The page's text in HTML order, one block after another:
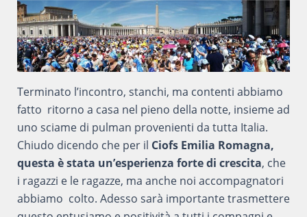
Terminato l’incontro, stanchi, ma contenti abbiamo
fatto ritorno a casa nel pieno della notte, insieme ad
uno sciame di pulman provenienti da tutta Italia.
Chiudo dicendo che per il Ciofs Emilia Romagna,
questa è stata un’esperienza forte di crescita, che
i ragazzi e le ragazze, ma anche noi accompagnatori
abbiamo colto. Adesso sarà importante trasmettere